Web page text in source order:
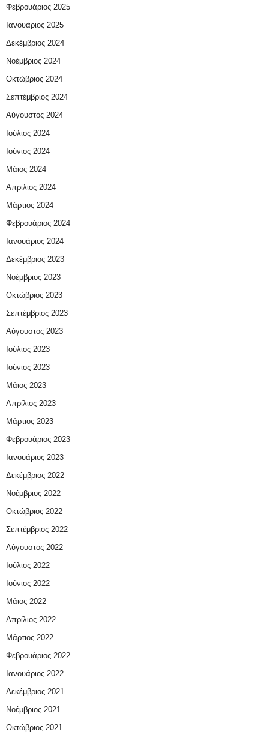
Φεβρουάριος 2025
Ιανουάριος 2025
Δεκέμβριος 2024
Νοέμβριος 2024
Οκτώβριος 2024
Σεπτέμβριος 2024
Αύγουστος 2024
Ιούλιος 2024
Ιούνιος 2024
Μάιος 2024
Απρίλιος 2024
Μάρτιος 2024
Φεβρουάριος 2024
Ιανουάριος 2024
Δεκέμβριος 2023
Νοέμβριος 2023
Οκτώβριος 2023
Σεπτέμβριος 2023
Αύγουστος 2023
Ιούλιος 2023
Ιούνιος 2023
Μάιος 2023
Απρίλιος 2023
Μάρτιος 2023
Φεβρουάριος 2023
Ιανουάριος 2023
Δεκέμβριος 2022
Νοέμβριος 2022
Οκτώβριος 2022
Σεπτέμβριος 2022
Αύγουστος 2022
Ιούλιος 2022
Ιούνιος 2022
Μάιος 2022
Απρίλιος 2022
Μάρτιος 2022
Φεβρουάριος 2022
Ιανουάριος 2022
Δεκέμβριος 2021
Νοέμβριος 2021
Οκτώβριος 2021